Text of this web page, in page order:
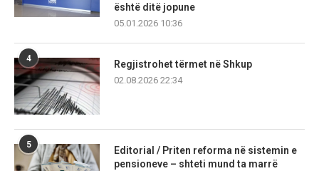
është ditë jopune
05.01.2026 10:36
4
Regjistrohet tërmet në Shkup
02.08.2026 22:34
5
Editorial / Priten reforma në sistemin e
pensioneve – shteti mund ta marrë